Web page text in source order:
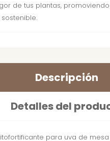
de tus plantas,
Descripción
Detalles del
para uva de